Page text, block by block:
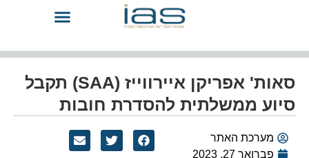
סאות' אפריקן איירווייז (SAA) תקבל
סיוע ממשלתית להסדרת חובות
מערכת האתר
פברואר 27, 2023